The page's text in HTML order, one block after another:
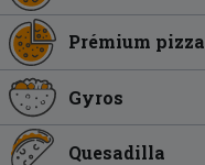
Prémium pizza
Gyros
Quesadilla